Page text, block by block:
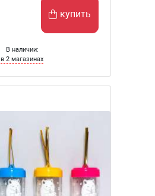
купить
В наличии:
в 2 магазинах